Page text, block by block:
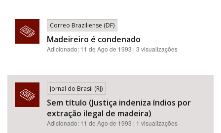
Correo Braziliense (DF)
Madeireiro é condenado
Adicionado: 11 de Ago de 1993 | 3 visualizações
Jornal do Brasil (RJ)
Sem título (Justiça indeniza índios por
extração ilegal de madeira)
Adicionado: 11 de Ago de 1993 | 1 visualizações